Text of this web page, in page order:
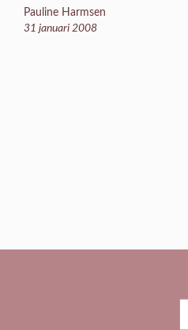
Pauline Harmsen
31 januari 2008